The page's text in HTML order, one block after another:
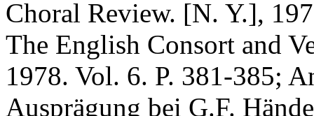
Choral Review. [N. Y.],
The English Consort and
1978. Vol. 6. P. 381-385;
Ausprägung bei G.F.